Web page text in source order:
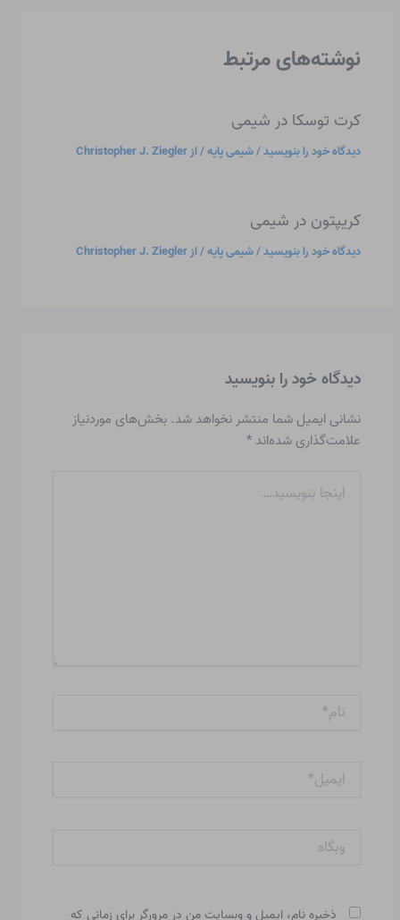
نوشته‌های مرتبط
کرت توسکا در شیمی
دیدگاه‌ خود را بنویسید/شیمی پایه/ از Christopher J. Ziegler
کریپتون در شیمی
دیدگاه‌ خود را بنویسید/شیمی پایه/ از Christopher J. Ziegler
دیدگاه‌ خود را بنویسید
نشانی ایمیل شما منتشر نخواهد شد. بخش‌های موردنیاز
علامت‌گذاری شده‌اند*
بنویسید…
ایمیل*
ذخیره نام، ایمیل و وبسایت من در مرورگر برای زمانی که